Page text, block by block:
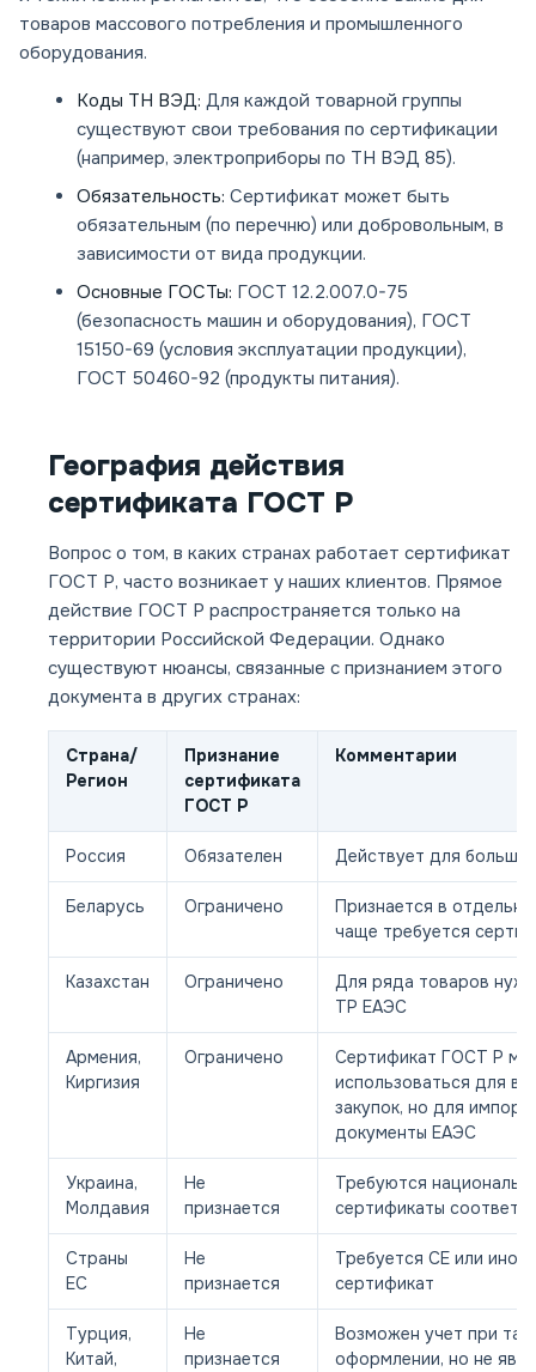
товаров массового потребления и промышленного
оборудования.
Коды ТН ВЭД: Для каждой товарной группы
существуют свои требования по сертификации
(например, электроприборы по ТН ВЭД 85).
Обязательность: Сертификат может быть
обязательным (по перечню) или добровольным, в
зависимости от вида продукции.
Основные ГОСТы: ГОСТ 12.2.007.0-75
(безопасность машин и оборудования), ГОСТ
15150-69 (условия эксплуатации продукции),
ГОСТ 50460-92 (продукты питания).
География действия
сертификата ГОСТ Р
Вопрос о том, в каких странах работает сертификат
ГОСТ Р, часто возникает у наших клиентов. Прямое
действие ГОСТ Р распространяется только на
территории Российской Федерации. Однако
существуют нюансы, связанные с признанием этого
документа в других странах:
Страна/
Регион
Признание
сертификата
ГОСТ Р
Комментарии
Россия Обязателен Действует для
Беларусь Ограничено
Признается в
чаще требуется
Казахстан Ограничено
Для ряда товаров
ТР ЕАЭС
Армения,
Киргизия
Ограничено
Сертификат ГОСТ Р
использоваться для
закупок, но для
документы ЕАЭС
Украина,
Молдавия
Не
признается
Требуются
сертификаты
Страны
ЕС
Не
признается
Требуется CE или иной
сертификат
Турция,
Китай,
Не
признается
Возможен учет при
оформлении, но не